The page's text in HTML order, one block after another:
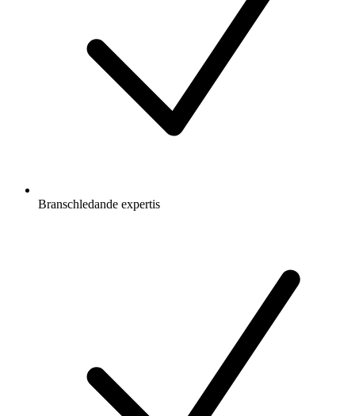
Branschledande expertis